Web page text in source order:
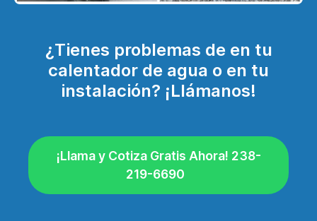
¿Tienes problemas de en tu
calentador de agua o en tu
instalación? ¡Llámanos!
¡Llama y Cotiza Gratis Ahora! 238-
219-6690